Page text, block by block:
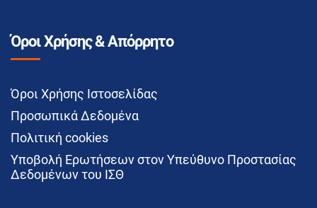
Όροι Χρήσης & Απόρρητο
Όροι Χρήσης Ιστοσελίδας
Προσωπικά Δεδομένα
Πολιτική cookies
Υποβολή Ερωτήσεων στον Υπεύθυνο Προστασίας
Δεδομένων του ΙΣΘ